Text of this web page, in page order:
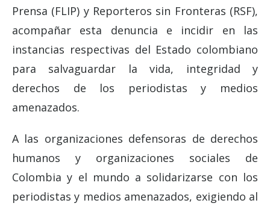
Prensa (FLIP) y Reporteros sin Fronteras (RSF),
acompañar esta denuncia e incidir en las
instancias respectivas del Estado colombiano
para salvaguardar la vida, integridad y
derechos de los periodistas y medios
amenazados.
A las organizaciones defensoras de derechos
humanos y organizaciones sociales de
Colombia y el mundo a solidarizarse con los
periodistas y medios amenazados, exigiendo al